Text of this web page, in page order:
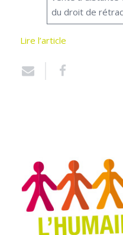
Faire un don
du droit de
Lire l’article